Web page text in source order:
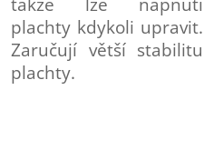
plachty kdykoli upravit.
Zaručují větší stabilitu
plachty.